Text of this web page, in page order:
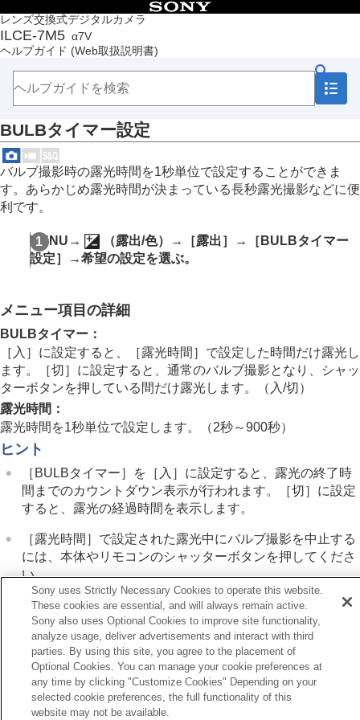
レンズ交換式デジタルカメラ
ILCE-7M5 α7V
ヘルプガイド (Web取扱説明書)
目次
トップページ
ヘルプガイドの使いかた
本体と付属品を確認する
本機の基本操作
準備/基本的な撮影
MENU一覧から機能を探す
撮影機能を活用する
この章の目次
プログラムオート
絞り優先
バルブ撮影
BULBタイマー設定
露出制御方式
オート/マニュアル切換設定
撮影モード （スロー&クイックモーション/タ
イムラプス）
ド）
フォーカス（ピント）を合わせる
被写体認識AF
フォーカス機能を使う
ISO感度を選ぶ
ホワイトバランス
Log撮影の設定
画像に効果を加える
ドライブモードを使う（連写/セルフタイマー）
セルフタイマー（動画）
インターバル撮影機能
より高画質の静止画を撮影する
画質や記録形式を設定する
タッチ機能を使う
シャッターの設定
BULBタイマー設定
バルブ撮影時の露光時間を1秒単位で設定することができま
す。あらかじめ露光時間が決まっている長秒露光撮影などに便
利です。
MENU → （露出/色）→ ［露出］ →
［BULBタイマー
設定］
→希望の設定を選ぶ。
メニュー項目の詳細
BULBタイマー ：
［入］ に設定すると、 ［露光時間］ で設定した時間だけ露光し
ます。
［切］ に設定すると、通常のバルブ撮影となり、シャッ
ターボタンを押している間だけ露光します。（ 入/切 ）
露光時間 ：
露光時間を1秒単位で設定します。（2秒～900秒）
ヒント
［BULBタイマー］ を ［入］ に設定すると、露光の終了時
間までのカウントダウン表示が行われます。
［切］ に設定
すると、露光の経過時間を表示します。
［露光時間］ で設定された露光中にバルブ撮影を中止する
には、本体やリモコンのシャッターボタンを押してくださ
い。
関連項目
バルブ撮影
ブ撮影
Sony uses Strictly Necessary Cookies to operate this website.
These cookies are essential, and will always remain active.
Sony also uses Optional Cookies to improve site functionality,
analyze usage, deliver advertisements and interact with third
parties. By using this site, you agree to the placement of
Optional Cookies. You can manage your cookie preferences at
any time by clicking "Customize Cookies" Depending on your
selected cookie preferences, the full functionality of this
website may not be available.